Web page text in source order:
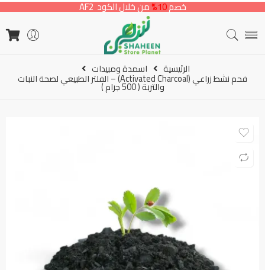
خصم10% من خلال الكود AF2
الرئيسية اسمدة ومبيدات
فحم نشط زراعي (Activated Charcoal) – الفلتر الطبيعي لصحة النبات
والتربة ( 500 جرام )